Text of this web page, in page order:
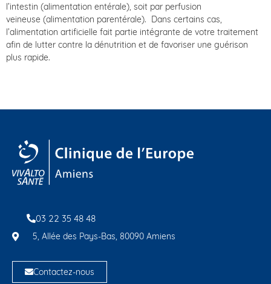
l’intestin (alimentation entérale), soit par perfusion
veineuse (alimentation parentérale). Dans certains cas,
l’alimentation artificielle fait partie intégrante de votre traitement
afin de lutter contre la dénutrition et de favoriser une guérison
plus rapide.
03 22 35 48 48
5, Allée des Pays-Bas, 80090 Amiens
Contactez-nous